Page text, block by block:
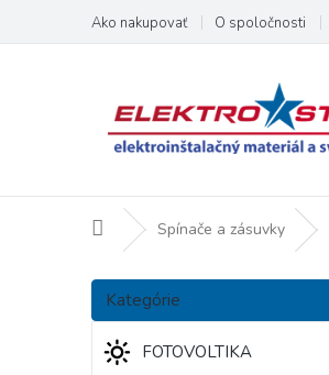
obsah
Ako nakupovať O spoločnosti
DomovSpínače a zásuvky
B
č
Preskočiť
kategórie
Kategórie
FOTOVOLTIKA